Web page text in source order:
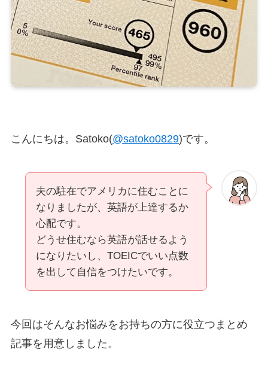
こんにちは。Satoko(@satoko0829)です。
夫の駐在でアメリカに住むことに
なりましたが、英語が上達するか
心配です。
どうせ住むなら英語が話せるよう
になりたいし、TOEICでいい点数
を出して自信をつけたいです。
今回はそんなお悩みをお持ちの方に役立つまとめ
記事を用意しました。